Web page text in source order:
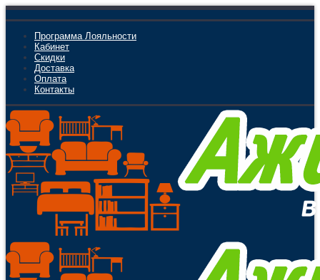
Программа Лояльности
Кабинет
Скидки
Доставка
Оплата
Контакты